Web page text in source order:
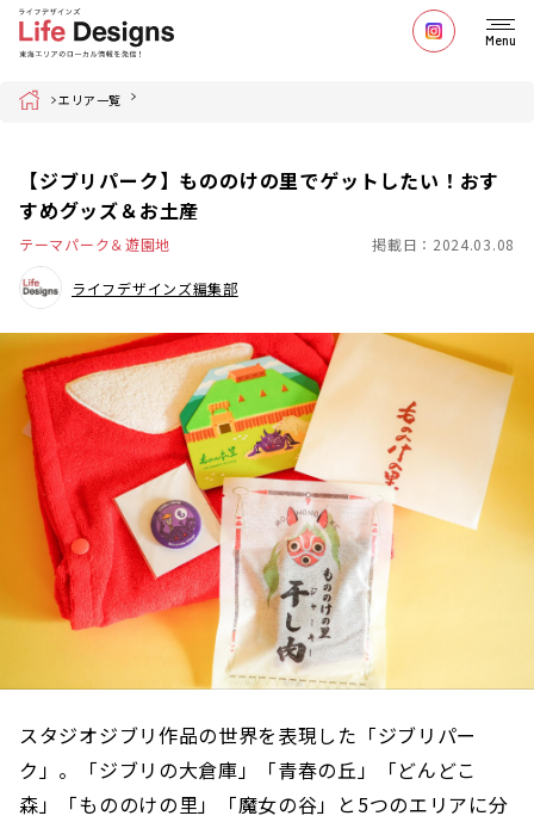
Menu
Home エリア一覧
【ジブリパーク】もののけの里でゲットしたい！おす
すめグッズ＆お土産
テーマパーク＆遊園地 掲載日：2024.03.08
ライフデザインズ編集部
スタジオジブリ作品の世界を表現した「ジブリパー
ク」。「ジブリの大倉庫」「青春の丘」「どんどこ
森」「もののけの里」「魔女の谷」と5つのエリアに分